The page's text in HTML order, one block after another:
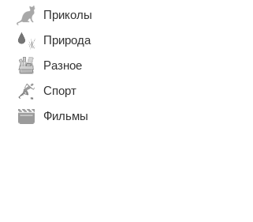
Приколы
Природа
Разное
Спорт
Фильмы